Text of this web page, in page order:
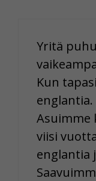
Yritä
Kun
englantia.
Asuimme
viisi
englantia